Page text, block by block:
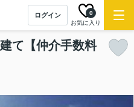
ログイン
お気に入り
0
て【仲介手数料